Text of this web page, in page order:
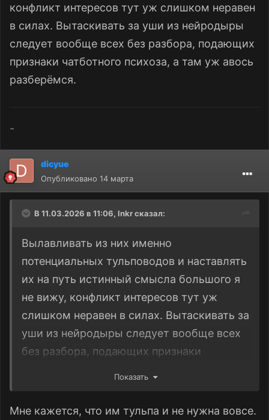
конфликт интересов тут уж слишком неравен
в силах. Вытаскивать за уши из нейродыры
следует вообще всех без разбора, подающих
признаки чатботного психоза, а там уж авось
разберёмся.
-
dicyue
Опубликовано 14 марта
В 11.03.2026 в 11:06, lnkrсказал:
Вылавливать из них именно
потенциальных тульповодов и наставлять
их на путь истинный смысла большого я
не вижу, конфликт интересов тут уж
слишком неравен в силах. Вытаскивать за
уши из нейродыры следует вообще всех
без разбора, подающих признаки
Показать
Мне кажется, что им тульпа и не нужна вовсе.